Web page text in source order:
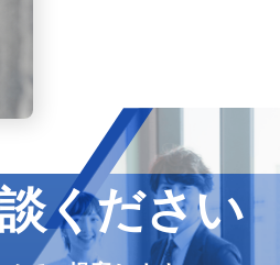
ください